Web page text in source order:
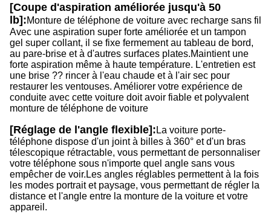
[Coupe d'aspiration améliorée jusqu'à 50
lb]:Monture de téléphone de voiture avec recharge sans fil
Avec une aspiration super forte améliorée et un tampon
gel super collant, il se fixe fermement au tableau de bord,
au pare-brise et à d'autres surfaces plates.Maintient une
forte aspiration même à haute température. L'entretien est
une brise ?? rincer à l'eau chaude et à l'air sec pour
restaurer les ventouses. Améliorer votre expérience de
conduite avec cette voiture doit avoir fiable et polyvalent
monture de téléphone de voiture
[Réglage de l'angle flexible]: La voiture porte-
téléphone dispose d'un joint à billes à 360° et d'un bras
télescopique rétractable, vous permettant de personnaliser
votre téléphone sous n'importe quel angle sans vous
empêcher de voir.Les angles réglables permettent à la fois
les modes portrait et paysage, vous permettant de régler la
distance et l'angle entre la monture de la voiture et votre
appareil.